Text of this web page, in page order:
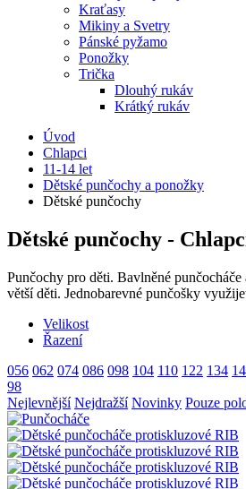
Kraťasy
Mikiny a Svetry
Pánské pyžamo
Ponožky
Trička
Dlouhý rukáv
Krátký rukáv
Úvod
Chlapci
11-14 let
Dětské punčochy a ponožky
Dětské punčochy
Dětské punčochy -
Punčochy pro děti. Bavlněné punčocháče
větší děti. Jednobarevné punčošky
Velikost
Řazení
056 062 074 086 098 104 110 122 134
98
Nejlevnější Nejdražší Novinky Pouze